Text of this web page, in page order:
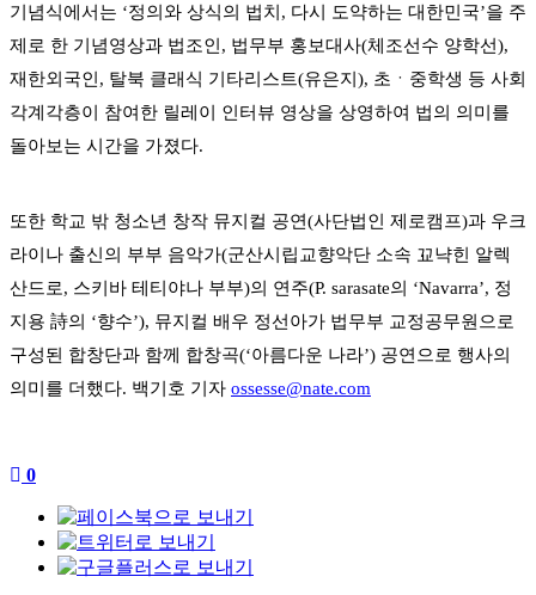
기념식에서는 ‘정의와 상식의 법치, 다시 도약하는 대한민국’을 주
제로 한 기념영상과 법조인, 법무부 홍보대사(체조선수 양학선),
재한외국인, 탈북 클래식 기타리스트(유은지), 초 ㆍ 중학생 등 사회
각계각층이 참여한 릴레이 인터뷰 영상을 상영하여 법의 의미를
돌아보는 시간을 가졌다.
또한 학교 밖 청소년 창작 뮤지컬 공연(사단법인 제로캠프)과 우크
라이나 출신의 부부 음악가(군산시립교향악단 소속 꾜냑힌 알렉
산드로, 스키바 테티야나 부부)의 연주(P. sarasate의 ‘Navarra’, 정
지용 詩의 ‘향수’), 뮤지컬 배우 정선아가 법무부 교정공무원으로
구성된 합창단과 함께 합창곡(‘아름다운 나라’) 공연으로 행사의
의미를 더했다. 백기호 기자 ossesse@nate.com
0